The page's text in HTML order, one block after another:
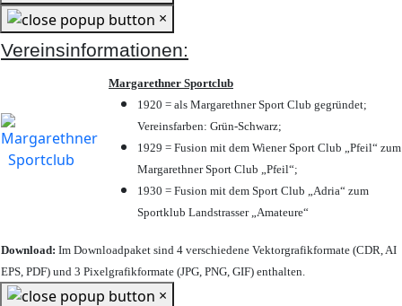
×
Vereinsinformationen:
Margarethner Sportclub
1920 = als Margarethner Sport Club gegründet;
Vereinsfarben: Grün-Schwarz;
1929 = Fusion mit dem Wiener Sport Club „Pfeil“ zum
Margarethner Sport Club „Pfeil“;
1930 = Fusion mit dem Sport Club „Adria“ zum
Sportklub Landstrasser „Amateure“
Download: Im Downloadpaket sind 4 verschiedene Vektorgrafikformate (CDR, AI
EPS, PDF) und 3 Pixelgrafikformate (JPG, PNG, GIF) enthalten.
×